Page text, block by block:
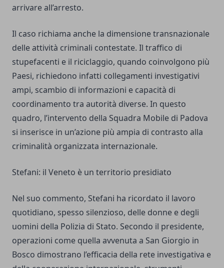
arrivare all’arresto.
Il caso richiama anche la dimensione transnazionale
delle attività criminali contestate. Il traffico di
stupefacenti e il riciclaggio, quando coinvolgono più
Paesi, richiedono infatti collegamenti investigativi
ampi, scambio di informazioni e capacità di
coordinamento tra autorità diverse. In questo
quadro, l’intervento della Squadra Mobile di Padova
si inserisce in un’azione più ampia di contrasto alla
criminalità organizzata internazionale.
Stefani: il Veneto è un territorio presidiato
Nel suo commento, Stefani ha ricordato il lavoro
quotidiano, spesso silenzioso, delle donne e degli
uomini della Polizia di Stato. Secondo il presidente,
operazioni come quella avvenuta a San Giorgio in
Bosco dimostrano l’efficacia della rete investigativa e